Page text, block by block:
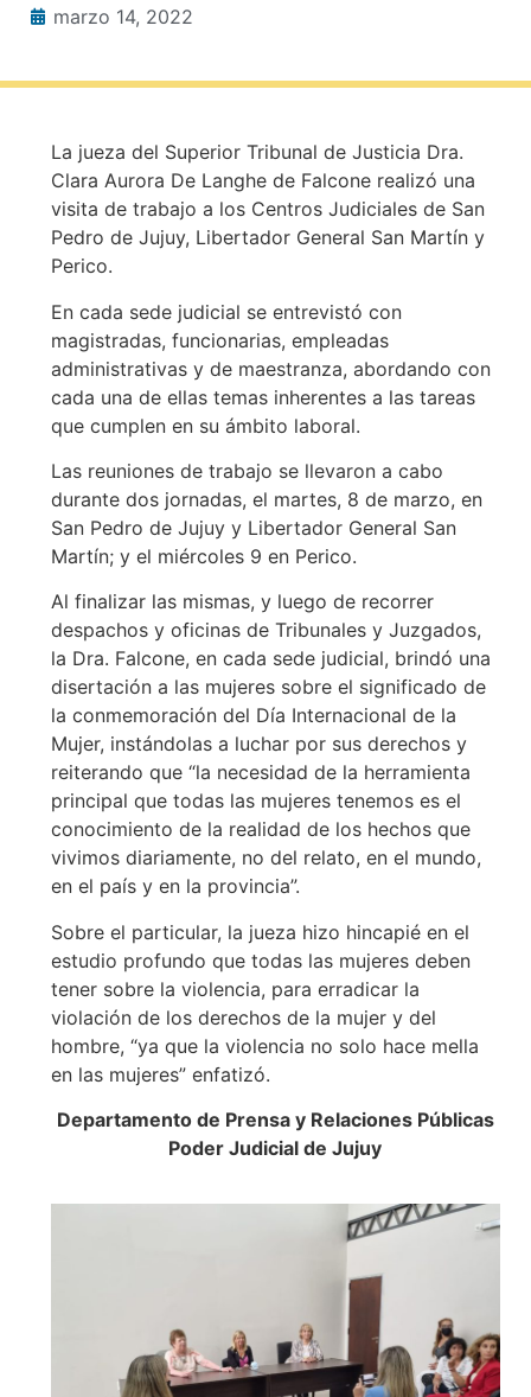
marzo 14, 2022
La jueza del Superior Tribunal de Justicia Dra.
Clara Aurora De Langhe de Falcone realizó una
visita de trabajo a los Centros Judiciales de San
Pedro de Jujuy, Libertador General San Martín y
Perico.
En cada sede judicial se entrevistó con
magistradas, funcionarias, empleadas
administrativas y de maestranza, abordando con
cada una de ellas temas inherentes a las tareas
que cumplen en su ámbito laboral.
Las reuniones de trabajo se llevaron a cabo
durante dos jornadas, el martes, 8 de marzo, en
San Pedro de Jujuy y Libertador General San
Martín; y el miércoles 9 en Perico.
Al finalizar las mismas, y luego de recorrer
despachos y oficinas de Tribunales y Juzgados,
la Dra. Falcone, en cada sede judicial, brindó una
disertación a las mujeres sobre el significado de
la conmemoración del Día Internacional de la
Mujer, instándolas a luchar por sus derechos y
reiterando que “la necesidad de la herramienta
principal que todas las mujeres tenemos es el
conocimiento de la realidad de los hechos que
vivimos diariamente, no del relato, en el mundo,
en el país y en la provincia”.
Sobre el particular, la jueza hizo hincapié en el
estudio profundo que todas las mujeres deben
tener sobre la violencia, para erradicar la
violación de los derechos de la mujer y del
hombre, “ya que la violencia no solo hace mella
en las mujeres” enfatizó.
Departamento de Prensa y Relaciones Públicas
Poder Judicial de Jujuy